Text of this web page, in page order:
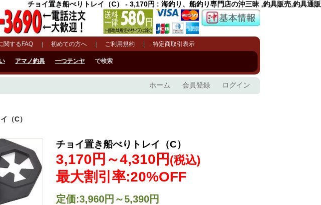
チョイ置き船べりトレイ（C） - 3,170円 : 海釣り、船釣り専門店の沖三昧 ,釣具販売,釣具通販
関するFAQ 初めての方へ ご利用規約 特定商取引表示
アマノ釣具 一つテンヤ で検索
ホーム 会員登録 ログイン
（C）
チョイ置き船べりトレイ（C）
3,170円～4,310円 (税込)
最大割引率:20%OFF
定価:3,960円～5,390円